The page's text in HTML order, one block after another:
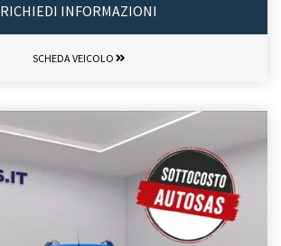
RICHIEDI INFORMAZIONI
SCHEDA VEICOLO